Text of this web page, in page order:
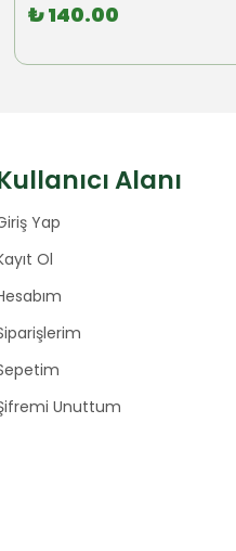
₺ 140.00
Alanı
Yap
Ol
Unuttum